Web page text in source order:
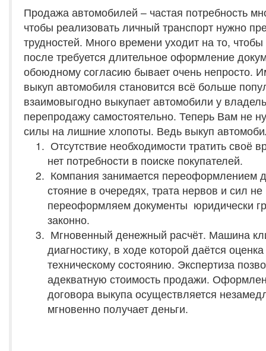
Продажа автомобилей – частая потребность
чтобы реализовать личный транспорт нужно
трудностей. Много времени уходит на то,
после требуется длительное оформление
обоюдному согласию бывает очень непросто.
выкуп автомобиля становится всё больше
взаимовыгодно выкупает автомобили у
перепродажу самостоятельно. Теперь Вам не
силы на лишние хлопоты. Ведь выкуп
Отсутствие необходимости тратить своё
нет потребности в поиске покупателей.
Компания занимается переоформлением
стояние в очередях, трата нервов и сил
переоформляем документы юридически
законно.
Мгновенный денежный расчёт. Машина
диагностику, в ходе которой даётся
техническому состоянию. Экспертиза
адекватную стоимость продажи.
договора выкупа осуществляется
мгновенно получает деньги.